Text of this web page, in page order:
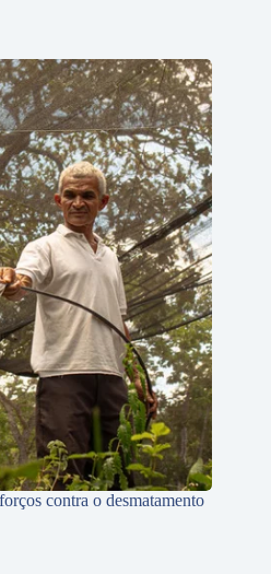
contra o desmatamento